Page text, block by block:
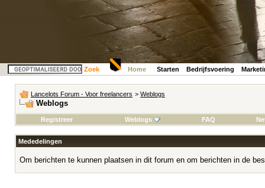
Zoek Home Starten Bedrijfsvoering
Lancelots Forum - Voor freelancers > Weblogs
Weblogs
Registreer Weblogs FAQ
Mededelingen
Om berichten te kunnen plaatsen in dit forum en om berichten in de